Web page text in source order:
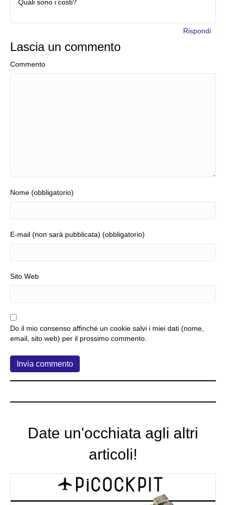
Quali sono i costi?
Rispondi
Lascia un commento
Commento
Nome (obbligatorio)
E-mail (non sarà pubblicata) (obbligatorio)
Sito Web
Do il mio consenso affinché un cookie salvi i miei dati (nome,
email, sito web) per il prossimo commento.
Date un'occhiata agli altri
articoli!